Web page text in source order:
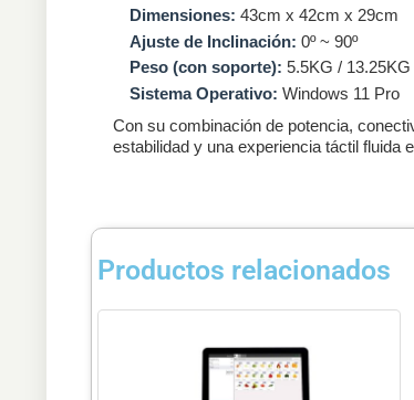
Dimensiones: 43cm x 42cm x 29cm
Ajuste de Inclinación: 0º ~ 90º
Peso (con soporte): 5.5KG /
Sistema Operativo: Windows 11 Pro
Con su combinación de potencia,
estabilidad y una experiencia táctil fluida
Productos relacionados